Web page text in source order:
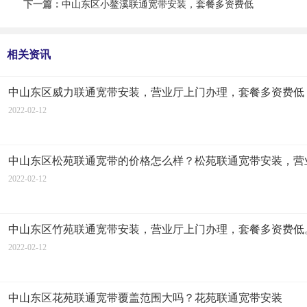
下一篇： 中山东区小鳌溪联通宽带安装，套餐多资费低
相关资讯
中山东区威力联通宽带安装，营业厅上门办理，套餐多资费低
2022-02-12
中山东区松苑联通宽带的价格怎么样？松苑联通宽带安装，
2022-02-12
中山东区竹苑联通宽带安装，营业厅上门办理，套餐多资费低
2022-02-12
中山东区花苑联通宽带覆盖范围大吗？花苑联通宽带安装